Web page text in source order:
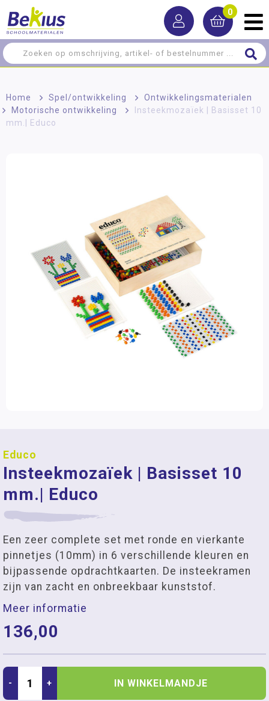
0
Home > Spel/ontwikkeling > Ontwikkelingsmaterialen
Motorische ontwikkeling
>
Insteekmozaïek | Basisset 10
mm.| Educo
Educo
Insteekmozaïek | Basisset 10
mm.| Educo
Een zeer complete set met ronde en vierkante
pinnetjes (10mm) in 6 verschillende kleuren en
bijpassende opdrachtkaarten. De insteekramen
zijn van zacht en onbreekbaar kunststof.
Meer informatie
136,00
- + IN WINKELMANDJE